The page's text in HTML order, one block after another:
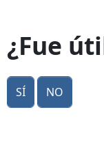
¿Fue
Sí No